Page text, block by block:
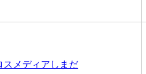
スメディアしまだ